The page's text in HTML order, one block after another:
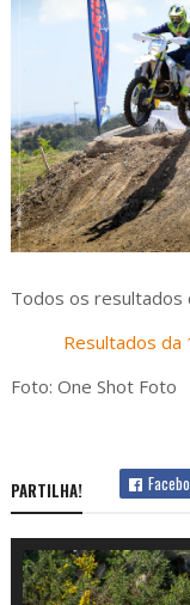
Todos os resultados
Resultados da
Foto: One Shot Foto
PARTILHA!